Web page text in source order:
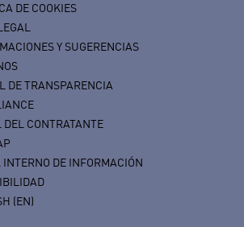
DE COOKIES
Y SUGERENCIAS
DE TRANSPARENCIA
DEL CONTRATANTE
DE INFORMACIÓN
(EN)